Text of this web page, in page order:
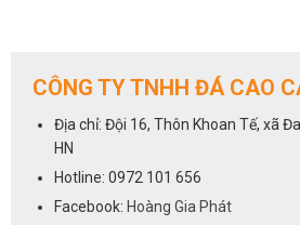
CÔNG TY TNHH ĐÁ CAO
Địa chỉ: Đội 16, Thôn Khoan Tế, xã
HN
Hotline: 0972 101 656
Facebook: Hoàng Gia Phát